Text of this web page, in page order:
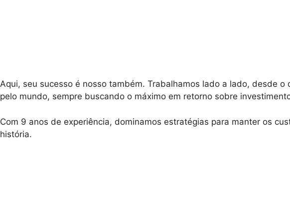
Aqui, seu sucesso é nosso também. Trabalhamos lado a lado, desde
pelo mundo, sempre buscando o máximo em retorno sobre
Com 9 anos de experiência, dominamos estratégias para manter os
história.